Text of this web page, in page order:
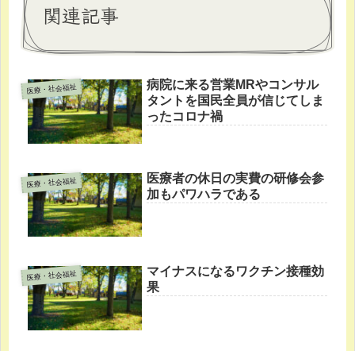
関連記事
医療・社会福祉
病院に来る営業MRやコンサル
タントを国民全員が信じてしま
ったコロナ禍
医療・社会福祉
医療者の休日の実費の研修会参
加もパワハラである
医療・社会福祉
マイナスになるワクチン接種効
果